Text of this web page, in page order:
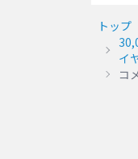
トップ
イ
コ